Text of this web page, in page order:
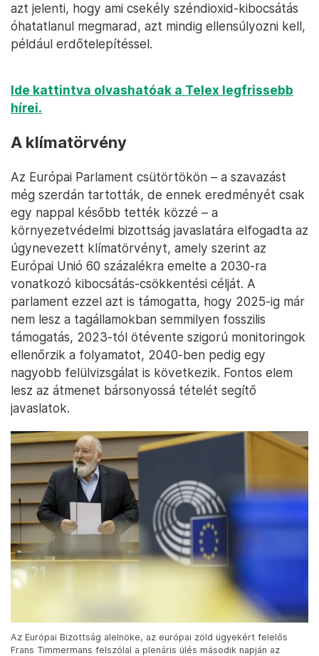
azt jelenti, hogy ami csekély széndioxid-kibocsátás
óhatatlanul megmarad, azt mindig ellensúlyozni kell,
például erdőtelepítéssel.
Ide kattintva olvashatóak a Telex legfrissebb
hírei.
A klímatörvény
Az Európai Parlament csütörtökön – a szavazást
még szerdán tartották, de ennek eredményét csak
egy nappal később tették közzé – a
környezetvédelmi bizottság javaslatára elfogadta az
úgynevezett klímatörvényt, amely szerint az
Európai Unió 60 százalékra emelte a 2030-ra
vonatkozó kibocsátás-csökkentési célját. A
parlament ezzel azt is támogatta, hogy 2025-ig már
nem lesz a tagállamokban semmilyen fosszilis
támogatás, 2023-tól ötévente szigorú monitoringok
ellenőrzik a folyamatot, 2040-ben pedig egy
nagyobb felülvizsgálat is következik. Fontos elem
lesz az átmenet bársonyossá tételét segítő
javaslatok.
Az Európai Bizottság alelnöke, az európai zöld ügyekért felelős
Frans Timmermans felszólal a plenáris ülés második napján az